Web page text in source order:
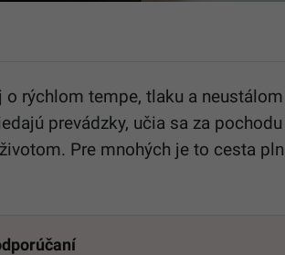
o rýchlom tempe, tlaku a neustálom
prevádzky, učia sa za
Pre mnohých je to cesta